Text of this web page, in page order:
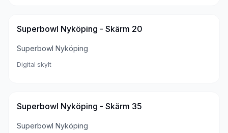
Superbowl Nyköping - Skärm 20
Superbowl Nyköping
Digital skylt
Superbowl Nyköping - Skärm 35
Superbowl Nyköping